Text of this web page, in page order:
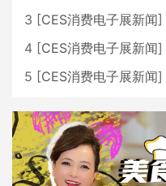
3 [CES消费电子展新闻]
4 [CES消费电子展新闻]
5 [CES消费电子展新闻]